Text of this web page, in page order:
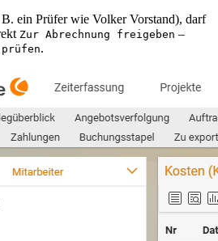
ein Prüfer wie Volker Vorstand), darf
Zur Abrechnung freigeben –
prüfen.